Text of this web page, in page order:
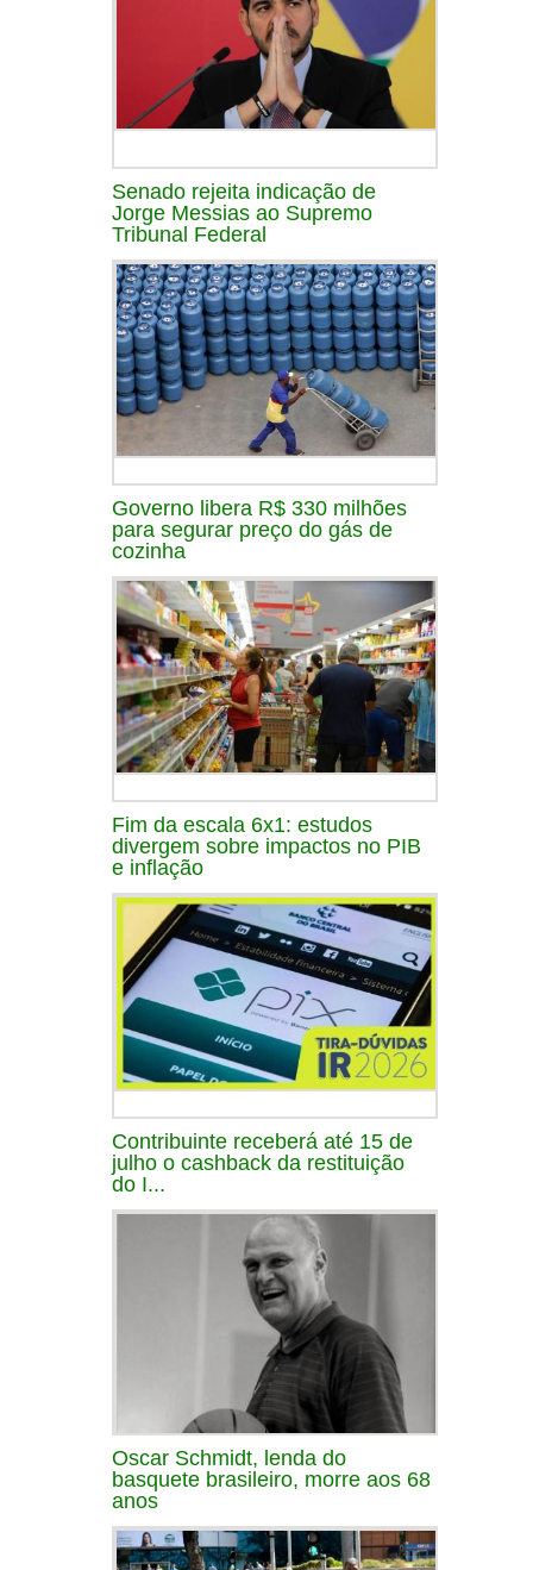
Senado rejeita indicação de
Jorge Messias ao Supremo
Tribunal Federal
Governo libera R$ 330 milhões
para segurar preço do gás de
cozinha
Fim da escala 6x1: estudos
divergem sobre impactos no PIB
e inflação
Contribuinte receberá até 15 de
julho o cashback da restituição
do I...
Oscar Schmidt, lenda do
basquete brasileiro, morre aos 68
anos